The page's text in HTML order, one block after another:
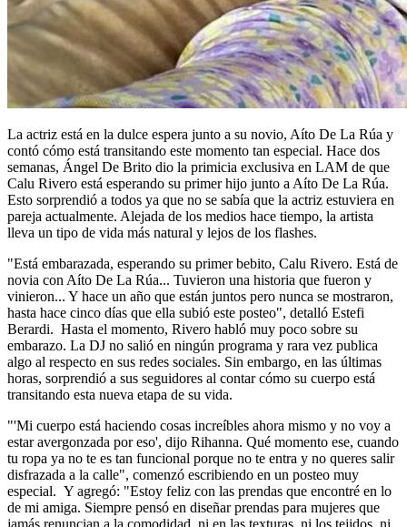
La actriz está en la dulce espera junto a su novio, Aíto De La Rúa y
contó cómo está transitando este momento tan especial. Hace dos
semanas, Ángel De Brito dio la primicia exclusiva en LAM de que
Calu Rivero está esperando su primer hijo junto a Aíto De La Rúa.
Esto sorprendió a todos ya que no se sabía que la actriz estuviera en
pareja actualmente. Alejada de los medios hace tiempo, la artista
lleva un tipo de vida más natural y lejos de los flashes.
"Está embarazada, esperando su primer bebito, Calu Rivero. Está de
novia con Aíto De La Rúa... Tuvieron una historia que fueron y
vinieron... Y hace un año que están juntos pero nunca se mostraron,
hasta hace cinco días que ella subió este posteo", detalló Estefi
Berardi. Hasta el momento, Rivero habló muy poco sobre su
embarazo. La DJ no salió en ningún programa y rara vez publica
algo al respecto en sus redes sociales. Sin embargo, en las últimas
horas, sorprendió a sus seguidores al contar cómo su cuerpo está
transitando esta nueva etapa de su vida.
"'Mi cuerpo está haciendo cosas increíbles ahora mismo y no voy a
estar avergonzada por eso', dijo Rihanna. Qué momento ese, cuando
tu ropa ya no te es tan funcional porque no te entra y no queres salir
disfrazada a la calle", comenzó escribiendo en un posteo muy
especial. Y agregó: "Estoy feliz con las prendas que encontré en lo
de mi amiga. Siempre pensó en diseñar prendas para mujeres que
jamás renuncian a la comodidad, ni en las texturas, ni los tejidos, ni